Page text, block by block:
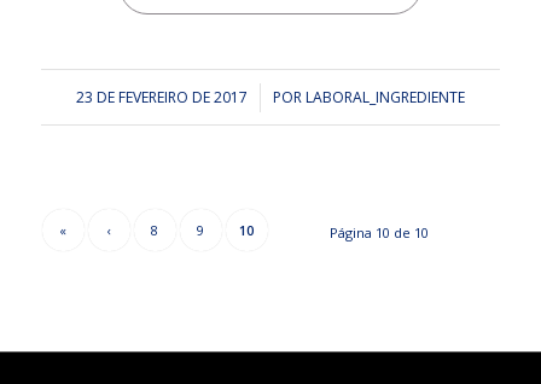
23 DE FEVEREIRO DE 2017
/ PORLABORAL_INGREDIENTE
Página 10 de 10
« ‹ 8 9 10